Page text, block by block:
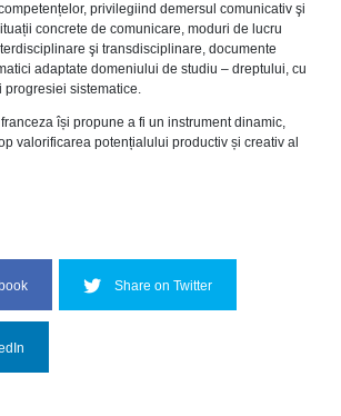
privilegiind demersul comunicativ şi
concrete de comunicare, moduri de lucru
şi transdisciplinare, documente
adaptate domeniului de studiu – dreptului, cu
sistematice.
își propune a fi un instrument dinamic,
valorificarea potențialului productiv și creativ al
Share on Twitter